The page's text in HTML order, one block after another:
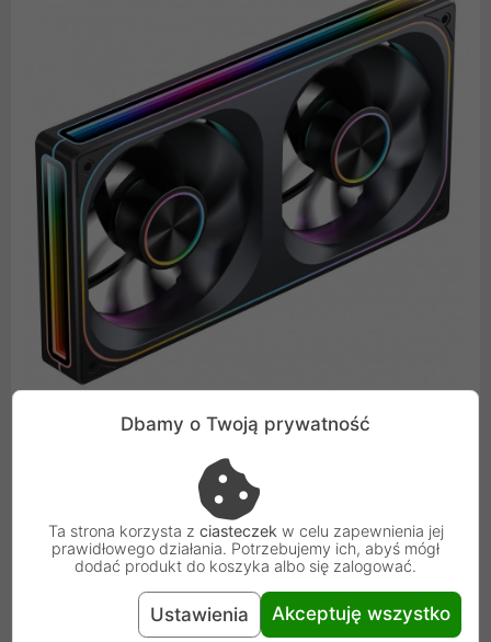
Elegancki Design i Spektakularne
Podświetlenie ARGB
Produkt wyróżnia się spójną, elegancką czernią -
zarówno kolor ramki, jak i kolor wirnika są czarne, co
stanowi doskonałą bazę dla wbudowanego
Dbamy o Twoją prywatność
Ta strona korzysta z ciasteczek w celu zapewnienia jej
prawidłowego działania. Potrzebujemy ich, abyś mógł
dodać produkt do koszyka albo się zalogować.
Ustawienia Akceptuję wszystko